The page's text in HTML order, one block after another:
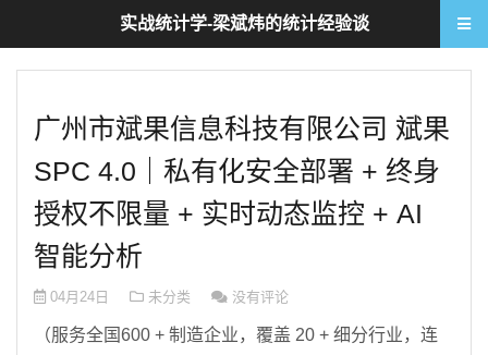
广州市斌果信息科技有限公司 斌果
SPC 4.0｜私有化安全部署 + 终身
授权不限量 + 实时动态监控 + AI
智能分析
04月24日 未分类 没有评论
（服务全国600 + 制造企业，覆盖 20 + 细分行业，连
实战统计学-梁斌炜的统计经验谈